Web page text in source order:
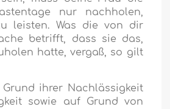
nur nachholen,
leisten. Was die von dir
betrifft, dass sie das,
hatte, vergaß, so gilt
ihrer Nachlässigkeit
sowie auf Grund von